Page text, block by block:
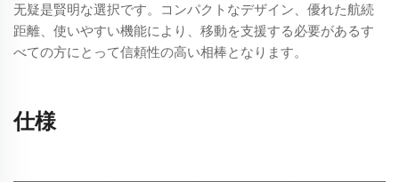
无疑是賢明な選択です。コンパクトなデザイン、優れた航続
距離、使いやすい機能により、移動を支援する必要があるす
べての方にとって信頼性の高い相棒となります。
仕様